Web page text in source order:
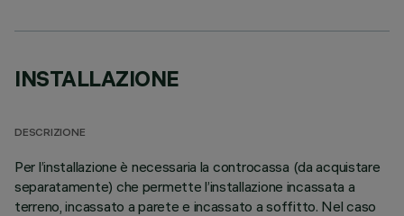
INSTALLAZIONE
DESCRIZIONE
Per l’installazione è necessaria la controcassa (da acquistare
separatamente) che permette l’installazione incassata a
terreno, incassato a parete e incassato a soffitto. Nel caso